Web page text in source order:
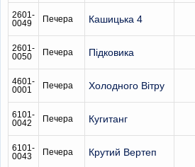
2601-
0049
Печера Кашицька 4
2601-
0050
Печера Підковика
4601-
0001
Печера Холодного Вітру
6101-
0042
Печера Кугитанг
6101-
0043
Печера Крутий Вертеп